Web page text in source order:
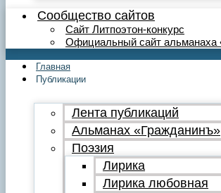
Сообщество сайтов
Сайт Литпоэтон-конкурс
Официальный сайт альманаха
Главная
Публикации
Лента публикаций
Альманах «Гражданинъ»
Поэзия
Лирика
Лирика любовная